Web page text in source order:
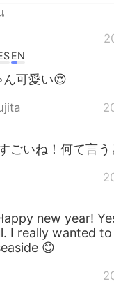
EN
ん可愛い😍
ごいね！何て言う
new year!
I really wanted
😊